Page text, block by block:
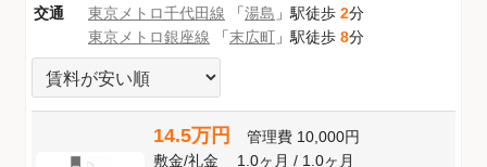
交通
東京メトロ千代田線 「湯島 」駅徒歩 2分
東京メトロ銀座線 「末広町 」駅徒歩 8分
14.5万円 管理費 10,000円
敷金/礼金 1.0ヶ月/ 1.0ヶ月